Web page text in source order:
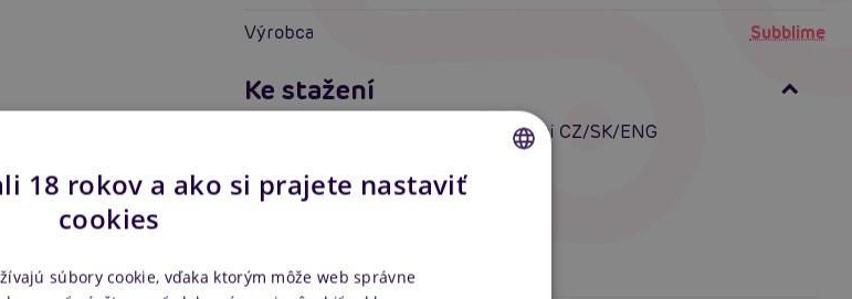
Výrobca
Subblime
Ke stažení
Manuál k erotickej spodnej bielizni CZ/SK/ENG
18 rokov a ako si prajete nastaviť
cookies
súbory cookie, vďaka ktorým môže web správne